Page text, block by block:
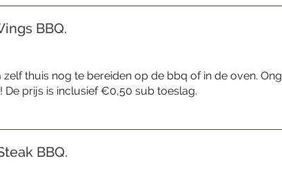
BBQ.
zelf thuis nog te bereiden op de bbq of in de oven.
180 graden! De prijs is inclusief €0,50 sub toeslag.
BBQ.